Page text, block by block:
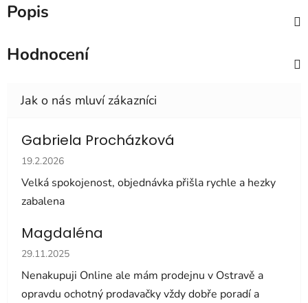
Popis
Hodnocení
Gabriela Procházková
Hodnocení obchodu je 5 z 5 hvězdiček.
19.2.2026
Velká spokojenost, objednávka přišla rychle a hezky
zabalena
Magdaléna
Hodnocení obchodu je 5 z 5 hvězdiček.
29.11.2025
Nenakupuji Online ale mám prodejnu v Ostravě a
opravdu ochotný prodavačky vždy dobře poradí a